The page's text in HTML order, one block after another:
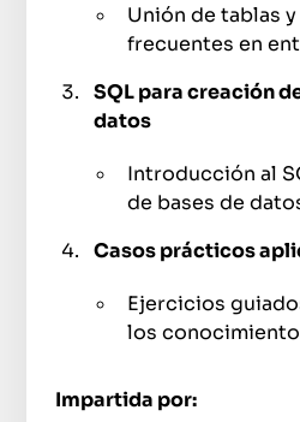
Unión de tablas
frecuentes en
SQL para creación
datos
Introducción al
de bases de
Casos prácticos
Ejercicios
los
Impartida por: